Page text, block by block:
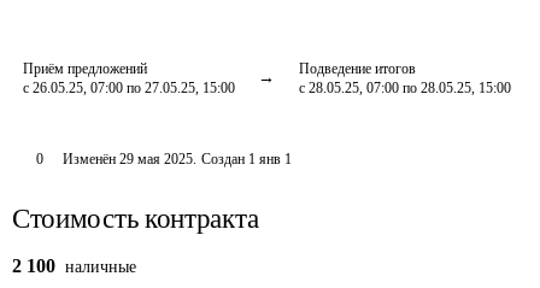
Приём предложений
с 26.05.25, 07:00 по 27.05.25, 15:00
Подведение итогов
с 28.05.25, 07:00 по 28.05.25, 15:00
0 Изменён 29 мая 2025. Создан 1 янв 1
Стоимость контракта
2 100 наличные